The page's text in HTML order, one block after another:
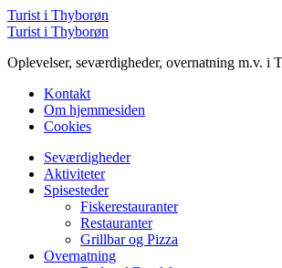
Menu
Turist i Thyborøn
Søg
Turist i Thyborøn
Oplevelser, seværdigheder, overnatning m.v. i
Kontakt
Om hjemmesiden
Cookies
Menu
Seværdigheder
Aktiviteter
Spisesteder
Fiskerestauranter
Restauranter
Grillbar og Pizza
Overnatning